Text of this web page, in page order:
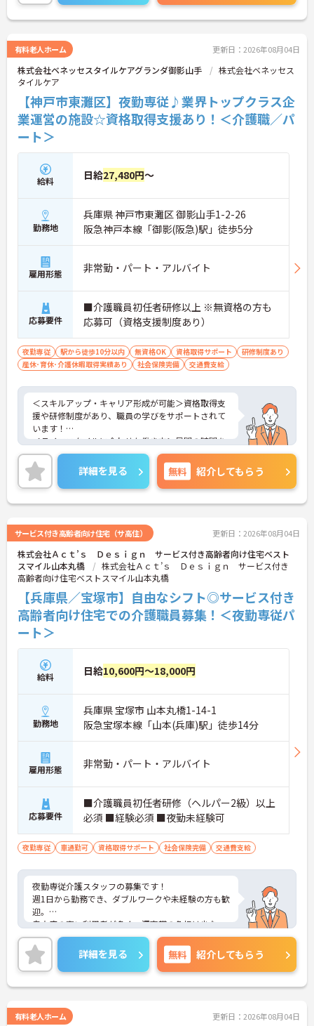
有料老人ホーム 更新日：2026年08月04日
株式会社ベネッセスタイルケアグランダ御影山手
株式会社ベネッセス
タイルケア
【神戸市東灘区】夜勤専従♪業界トップクラス企
業運営の施設☆資格取得支援あり！＜介護職／パ
ート＞
給料 日給27,480円～
勤務地
兵庫県 神戸市東灘区 御影山手1-2-26
阪急神戸本線「御影(阪急)駅」徒歩5分
雇用形態 非常勤・パート・アルバイト
応募要件
■介護職員初任者研修以上 ※無資格の方も
応募可（資格支援制度あり）
夜勤専従 駅から徒歩10分以内 無資格OK 資格取得サポート
研修制度あり
産休･育休･介護休暇取得実績あり
社会保険完備 交通費支給
＜スキルアップ・キャリア形成が可能＞資格取得支
援や研修制度があり、職員の学びをサポートされて
います！
＜ライフスタイルに合わせた働き方＞昼間の時間を
趣味や家庭の時間に充てたい方にもおすすめです。
＜寄り添ったケアの実施＞利用者さまに深く寄り添
ったサービスの提供を目指し、職員の専門性を高め
るような人材育成にも注力されています。
ご興味のある方には、面接対策ポイント等、さらに
詳細を見る 無料 紹介してもらう
サービス付き高齢者向け住宅（サ高住） 更新日：2026年08月04日
株式会社Ａｃｔ’ｓ Ｄｅｓｉｇｎ サービス付き高齢者向け住宅ベスト
スマイル山本丸橋
株式会社Ａｃｔ’ｓ Ｄｅｓｉｇｎ サービス付き
高齢者向け住宅ベストスマイル山本丸橋
【兵庫県／宝塚市】自由なシフト◎サービス付き
高齢者向け住宅での介護職員募集！＜夜勤専従パ
ート＞
給料 日給10,600円～18,000円
勤務地
兵庫県 宝塚市 山本丸橋1-14-1
阪急宝塚本線「山本(兵庫)駅」徒歩14分
雇用形態 非常勤・パート・アルバイト
応募要件
■介護職員初任者研修（ヘルパー2級）以上
必須 ■経験必須 ■夜勤未経験可
夜勤専従 車通勤可 資格取得サポート 社会保険完備 交通費支給
夜勤専従介護スタッフの募集です！
週1日から勤務でき、ダブルワークや未経験の方も歓
迎。
自立度の高い利用者が多く、深夜帯の負担は少な
め。
資格取得支援や昇給・賞与など福利厚生も充実して
おり、車・バイク通勤も可能で通勤も便利です。ご
興味がある方は、ご面接のポイントをお伝えします
ので、お気軽にお問い合わせください。
詳細を見る 無料 紹介してもらう
有料老人ホーム 更新日：2026年08月04日